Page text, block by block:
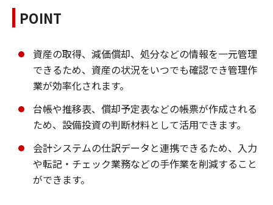
POINT
資産の取得、減価償却、処分などの情報を一元管理
できるため、資産の状況をいつでも確認でき管理作
業が効率化されます。
台帳や推移表、償却予定表などの帳票が作成される
ため、設備投資の判断材料として活用できます。
会計システムの仕訳データと連携できるため、入力
や転記・チェック業務などの手作業を削減すること
ができます。